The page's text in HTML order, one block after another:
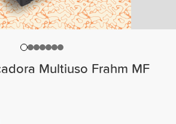
Multiuso Frahm MF